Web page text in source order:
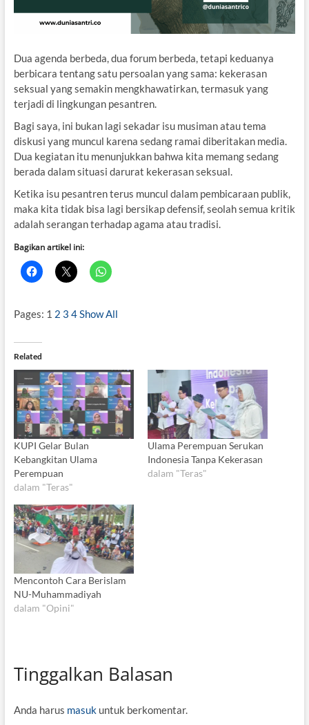
Dua agenda berbeda, dua forum berbeda, tetapi keduanya
berbicara tentang satu persoalan yang sama: kekerasan
seksual yang semakin mengkhawatirkan, termasuk yang
terjadi di lingkungan pesantren.
Bagi saya, ini bukan lagi sekadar isu musiman atau tema
diskusi yang muncul karena sedang ramai diberitakan media.
Dua kegiatan itu menunjukkan bahwa kita memang sedang
berada dalam situasi darurat kekerasan seksual.
Ketika isu pesantren terus muncul dalam pembicaraan publik,
maka kita tidak bisa lagi bersikap defensif, seolah semua kritik
adalah serangan terhadap agama atau tradisi.
Bagikan artikel ini:
Pages: 1 2 3 4Show All
Related
KUPI Gelar Bulan
Kebangkitan Ulama
Perempuan
dalam "Teras"
Ulama Perempuan Serukan
Indonesia Tanpa Kekerasan
dalam "Teras"
Mencontoh Cara Berislam
NU-Muhammadiyah
dalam "Opini"
Tinggalkan Balasan
Anda harus masukuntuk berkomentar.